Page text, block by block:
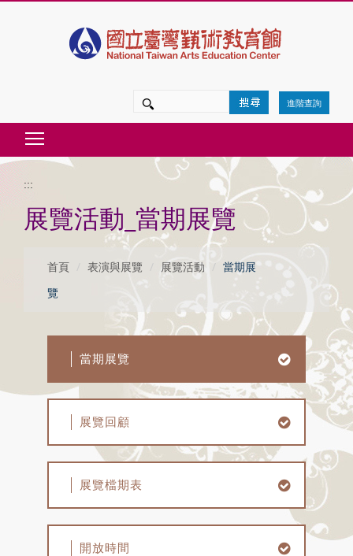
容
區
塊
進階查詢
:::
展覽活動_當期展覽
首頁 表演與展覽 展覽活動
當期展
覽
當期展覽
展覽回顧
展覽檔期表
開放時間